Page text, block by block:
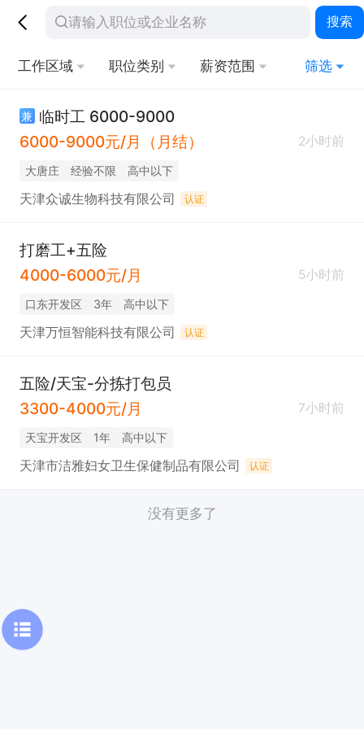
搜索
工作区域 职位类别 薪资范围 筛选
兼 临时工 6000-9000
6000-9000元/月（月结）
2小时前
大唐庄 经验不限 高中以下
天津众诚生物科技有限公司 认证
打磨工+五险
4000-6000元/月
5小时前
口东开发区 3年 高中以下
天津万恒智能科技有限公司 认证
五险/天宝-分拣打包员
3300-4000元/月
7小时前
天宝开发区 1年 高中以下
天津市洁雅妇女卫生保健制品有限公司 认证
没有更多了